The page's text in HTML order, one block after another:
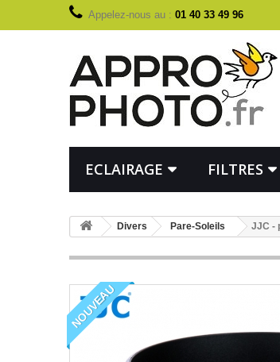
Appelez-nous au : 01 40 33 49 96
ECLAIRAGE FILTRES
Divers Pare-Soleils JJC -
NOUVEAU